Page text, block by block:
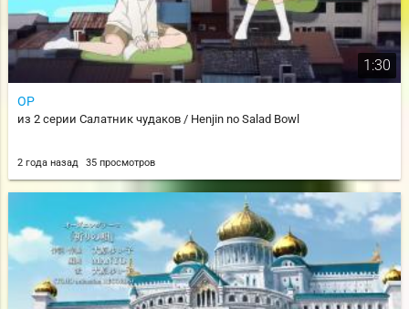
1:30
OP
из 2 серии Салатник чудаков / Henjin no Salad Bowl
2 года назад 35 просмотров